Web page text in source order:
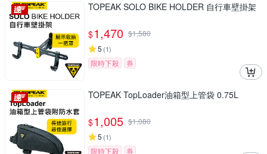
TOPEAK SOLO BIKE HOLDER 自行車壁掛架
$1,470 $1,580
5 (1)
限時下殺 券
TOPEAK TopLoader油箱型上管袋 0.75L
$1,005 $1,080
5 (1)
限時下殺 券